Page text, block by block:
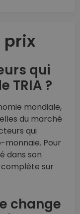
prix
qui
TRIA ?
mondiale,
du marché
qui
Pour
dans son
sur
change